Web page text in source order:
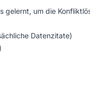
gelernt, um die
Datenzitate)